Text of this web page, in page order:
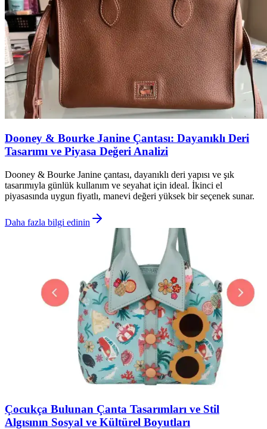
Dooney & Bourke Janine Çantası: Dayanıklı Deri
Tasarımı ve Piyasa Değeri Analizi
Dooney & Bourke Janine çantası, dayanıklı deri yapısı ve şık
tasarımıyla günlük kullanım ve seyahat için ideal. İkinci el
piyasasında uygun fiyatlı, manevi değeri yüksek bir seçenek sunar.
Daha fazla bilgi edinin
Çocukça Bulunan Çanta Tasarımları ve Stil
Algısının Sosyal ve Kültürel Boyutları